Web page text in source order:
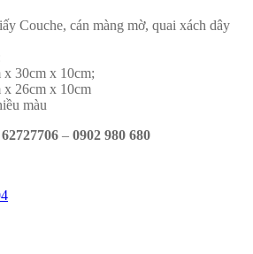
Couche, cán màng mờ, quai xách dây
x 30cm x 10cm;
x 26cm x 10cm
màu
– 0902 980 680